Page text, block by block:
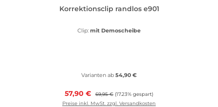
Korrektionsclip randlos e901
Clip: mit Demoscheibe
Varianten ab 54,90 €
Verkaufspreis:
57,90 € Regulärer Preis:
69,95 € (17.23% gespart)
Preise inkl. MwSt. zzgl. Versandkosten